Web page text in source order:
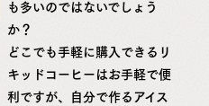
も多いのではないでしょう
か？
どこでも手軽に購入できるリ
キッドコーヒーはお手軽で便
利ですが、自分で作るアイス